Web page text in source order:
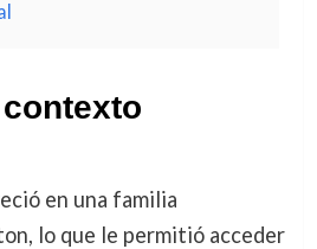
en una familia
lo que le permitió acceder